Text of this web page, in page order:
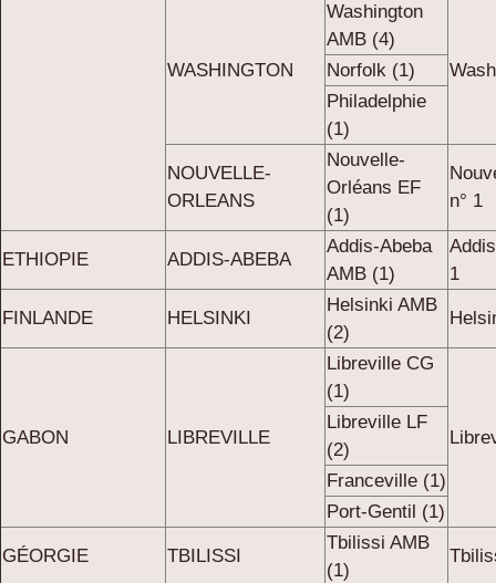
WASHINGTON
Washington
AMB (4)
Norfolk (1)
Philadelphie
(1)
NOUVELLE-
ORLEANS
Nouvelle-
Orléans EF
(1)
n° 1
ETHIOPIE ADDIS-ABEBA
Addis-Abeba
AMB (1)
1
FINLANDE HELSINKI
Helsinki AMB
(2)
GABON LIBREVILLE
Libreville CG
(1)
Libreville LF
(2)
Franceville (1)
Port-Gentil (1)
GÉORGIE TBILISSI
Tbilissi AMB
(1)